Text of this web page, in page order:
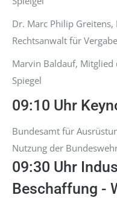
Dr. Marc Philip
Rechtsanwalt für
Marvin Baldauf, Mitglied
Spiegel
09:10 Uhr
Bundesamt für
Nutzung der
09:30 Uhr
Beschaffung -